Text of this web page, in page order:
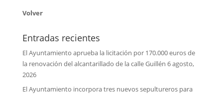
Volver
Entradas recientes
El Ayuntamiento aprueba la licitación por 170.000 euros de
la renovación del alcantarillado de la calle Guillén 6 agosto,
2026
El Ayuntamiento incorpora tres nuevos sepultureros para